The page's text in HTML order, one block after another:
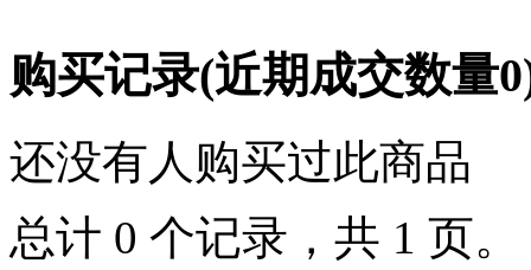
购买记录(近期成交数量0
还没有人购买过此商品
总计 0 个记录，共 1 页。